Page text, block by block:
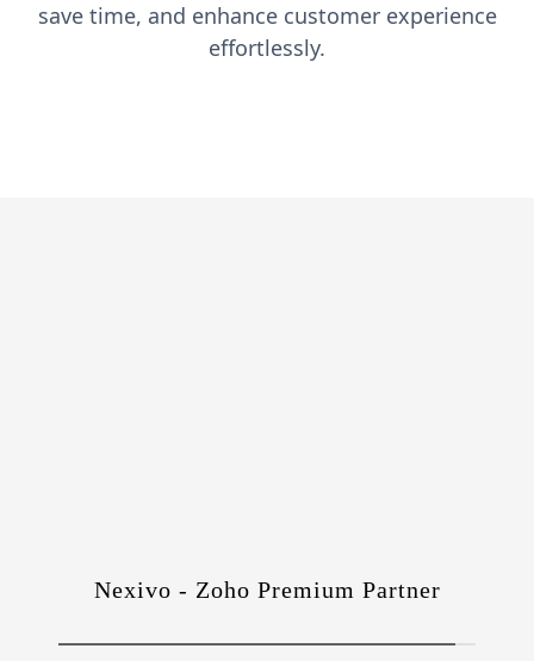
save time, and enhance customer experience
effortlessly.